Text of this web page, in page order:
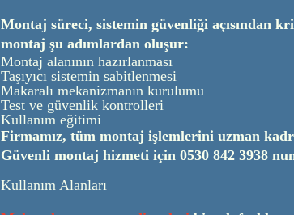
Montaj süreci, sistemin güvenliği açısından
montaj şu adımlardan oluşur:
Montaj alanının hazırlanması
Taşıyıcı sistemin sabitlenmesi
Makaralı mekanizmanın kurulumu
Test ve güvenlik kontrolleri
Kullanım eğitimi
Firmamız, tüm montaj işlemlerini uzman
Güvenli montaj hizmeti için 0530 842 3938
Kullanım Alanları